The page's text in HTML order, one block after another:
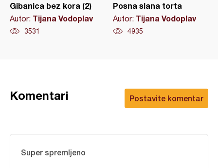
Gibanica bez kora (2)
Autor: Tijana Vodoplav
3531
Posna slana torta
Autor: Tijana Vodoplav
4935
Postavite komentar
Komentari
Super spremljeno